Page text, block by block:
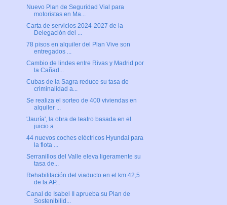
Nuevo Plan de Seguridad Vial para
motoristas en Ma...
Carta de servicios 2024-2027 de la
Delegación del ...
78 pisos en alquiler del Plan Vive son
entregados ...
Cambio de lindes entre Rivas y Madrid por
la Cañad...
Cubas de la Sagra reduce su tasa de
criminalidad a...
Se realiza el sorteo de 400 viviendas en
alquiler ...
'Jauría', la obra de teatro basada en el
juicio a ...
44 nuevos coches eléctricos Hyundai para
la flota ...
Serranillos del Valle eleva ligeramente su
tasa de...
Rehabilitación del viaducto en el km 42,5
de la AP...
Canal de Isabel II aprueba su Plan de
Sostenibilid...